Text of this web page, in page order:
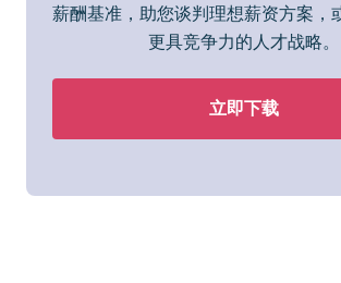
薪酬基准，助您谈判理想薪资方案，
更具竞争力的人才战略。
立即下载